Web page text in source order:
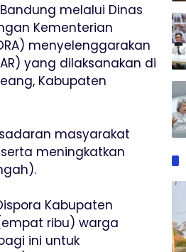
Bandung melalui Dinas
Kementerian
menyelenggarakan
yang dilaksanakan di
Kabupaten
masyarakat
meningkatkan
Kabupaten
ribu) warga
ini untuk